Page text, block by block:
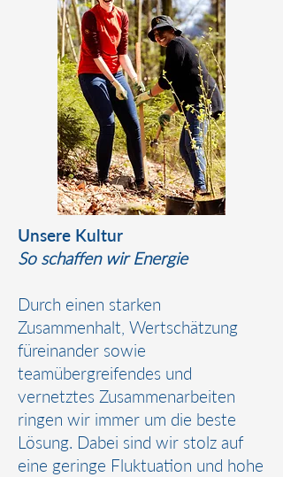
Unsere Kultur
So schaffen wir Energie
Durch einen starken
Zusammenhalt, Wertschätzung
füreinander sowie
teamübergreifendes und
vernetztes Zusammenarbeiten
ringen wir immer um die beste
Lösung. Dabei sind wir stolz auf
eine geringe Fluktuation und hohe